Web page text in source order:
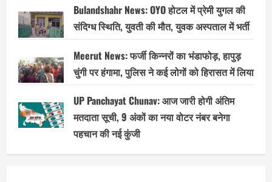
Bulandshahr News: OYO होटल में प्रेमी युगल की
संदिग्ध स्थिति, युवती की मौत, युवक अस्पताल में भर्ती
Meerut News: फर्जी किन्नरों का भंडाफोड़, हापुड़
चुंगी पर हंगामा, पुलिस ने कई लोगों को हिरासत में लिया
UP Panchayat Chunav: आज जारी होगी अंतिम
मतदाता सूची, 9 अंकों का नया वोटर नंबर बनेगा
पहचान की नई कुंजी